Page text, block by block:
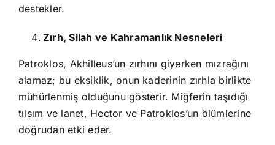
destekler.
Zırh, Silah ve Kahramanlık Nesneleri
Patroklos, Akhilleus’un zırhını giyerken mızrağını
alamaz; bu eksiklik, onun kaderinin zırhla birlikte
mühürlenmiş olduğunu gösterir. Miğferin taşıdığı
tılsım ve lanet, Hector ve Patroklos’un ölümlerine
doğrudan etki eder.